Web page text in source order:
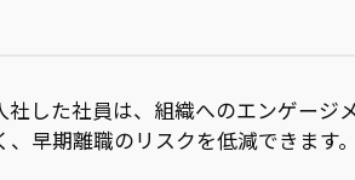
社した社員は、組織へのエンゲージ
、早期離職のリスクを低減できます